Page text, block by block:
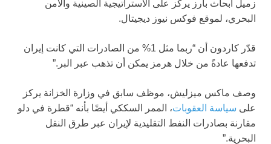
زميل أبحاث بارز يركز على الاستراتيجية الصينية والأمن
البحري، لموقع فوكس نيوز ديجيتال.
قدّر كاردون أن “ربما مثل 1% من الصادرات التي كانت إيران
تدفعها عادةً من خلال هرمز يمكن أن تذهب عبر البر.”
وصف ماكس ميزليش، موظف سابق في وزارة الخزانة يركز
على سياسة العقوبات، الممر السككي أيضًا بأنه “قطرة في دلو
مقارنة بصادرات النفط التقليدية لإيران عبر طرق النقل
البحرية.”